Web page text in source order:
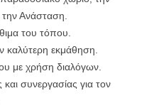
Ανάσταση.
του τόπου.
καλύτερη εκμάθηση.
με χρήση διαλόγων.
συνεργασίας για τον